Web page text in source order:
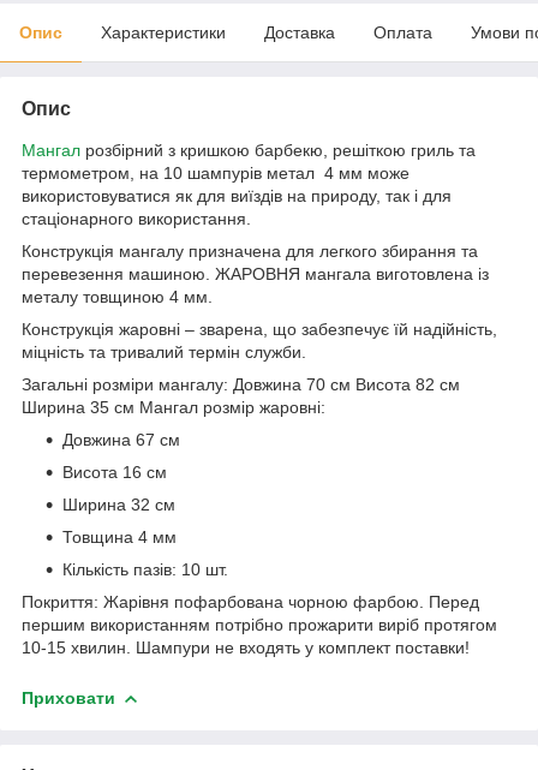
Опис Характеристики Доставка Оплата Умови
Опис
Мангал розбірний з кришкою барбекю, решіткою гриль та
термометром, на 10 шампурів метал 4 мм може
використовуватися як для виїздів на природу, так і для
стаціонарного використання.
Конструкція мангалу призначена для легкого збирання та
перевезення машиною. ЖАРОВНЯ мангала виготовлена із
металу товщиною 4 мм.
Конструкція жаровні – зварена, що забезпечує їй надійність,
міцність та тривалий термін служби.
Загальні розміри мангалу: Довжина 70 см Висота 82 см
Ширина 35 см Мангал розмір жаровні:
Довжина 67 см
Висота 16 см
Ширина 32 см
Товщина 4 мм
Кількість пазів: 10 шт.
Покриття: Жарівня пофарбована чорною фарбою. Перед
першим використанням потрібно прожарити виріб протягом
10-15 хвилин. Шампури не входять у комплект поставки!
Приховати